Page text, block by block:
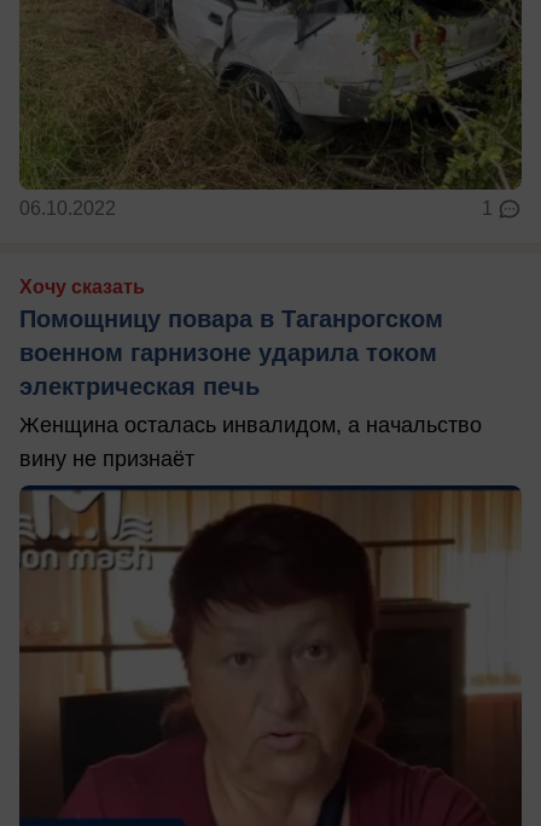
06.10.2022 1
Хочу сказать
Помощницу повара в Таганрогском
военном гарнизоне ударила током
электрическая печь
Женщина осталась инвалидом, а начальство
вину не признаёт